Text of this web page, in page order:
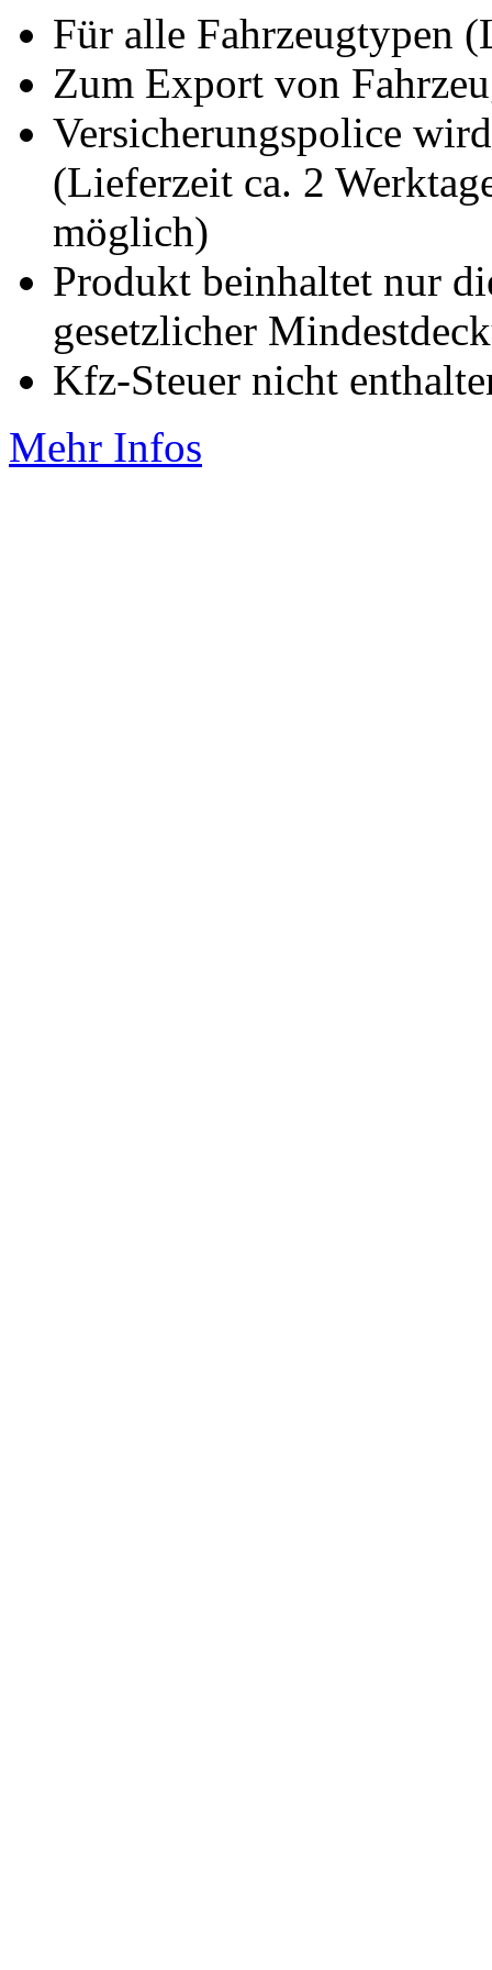
Für alle Fahrzeugtypen
Zum Export von
Versicherungspolice
(Lieferzeit ca. 2
möglich)
Produkt beinhaltet nur
gesetzlicher
Kfz-Steuer nicht
Mehr Infos